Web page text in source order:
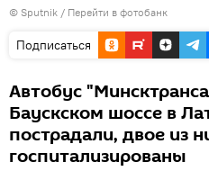
© Sputnik / Перейти в фотобанк
Подписаться
Автобус
Баускском шоссе в
пострадали, двое из
госпитализированы